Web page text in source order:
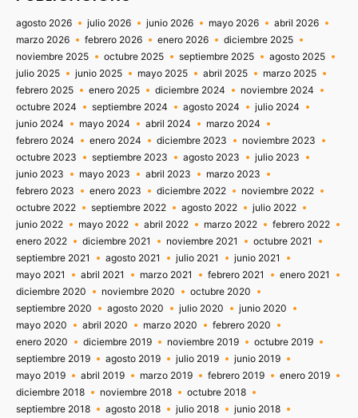
agosto 2026 julio 2026 junio 2026 mayo 2026
abril 2026
marzo 2026
febrero 2026 enero 2026
diciembre 2025
noviembre 2025
octubre 2025 septiembre 2025
agosto 2025
julio 2025
junio 2025 mayo 2025 abril 2025
marzo 2025
febrero 2025
enero 2025 diciembre 2024
noviembre 2024
octubre 2024
septiembre 2024 agosto 2024
julio 2024
junio 2024
mayo 2024 abril 2024
marzo 2024
febrero 2024
enero 2024 diciembre 2023
noviembre 2023
octubre 2023
septiembre 2023 agosto 2023
julio 2023
junio 2023
mayo 2023 abril 2023
marzo 2023
febrero 2023
enero 2023 diciembre 2022
noviembre 2022
octubre 2022
septiembre 2022 agosto 2022
julio 2022
junio 2022
mayo 2022 abril 2022 marzo 2022
febrero 2022
enero 2022
diciembre 2021 noviembre 2021
octubre 2021
septiembre 2021
agosto 2021 julio 2021
junio 2021
mayo 2021
abril 2021 marzo 2021 febrero 2021
enero 2021
diciembre 2020
noviembre 2020
octubre 2020
septiembre 2020
agosto 2020 julio 2020
junio 2020
mayo 2020
abril 2020 marzo 2020
febrero 2020
enero 2020
diciembre 2019 noviembre 2019
octubre 2019
septiembre 2019
agosto 2019 julio 2019
junio 2019
mayo 2019
abril 2019 marzo 2019 febrero 2019
enero 2019
diciembre 2018
noviembre 2018
octubre 2018
septiembre 2018
agosto 2018 julio 2018
junio 2018